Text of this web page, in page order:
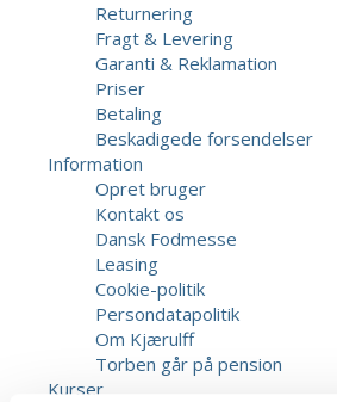
Returnering
Fragt & Levering
Garanti & Reklamation
Priser
Betaling
Beskadigede forsendelser
Information
Opret bruger
Kontakt os
Dansk Fodmesse
Leasing
Cookie-politik
Persondatapolitik
Om Kjærulff
Torben går på pension
Kurser